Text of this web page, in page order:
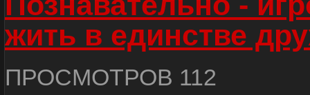
жить в единстве
ПРОСМОТРОВ 112